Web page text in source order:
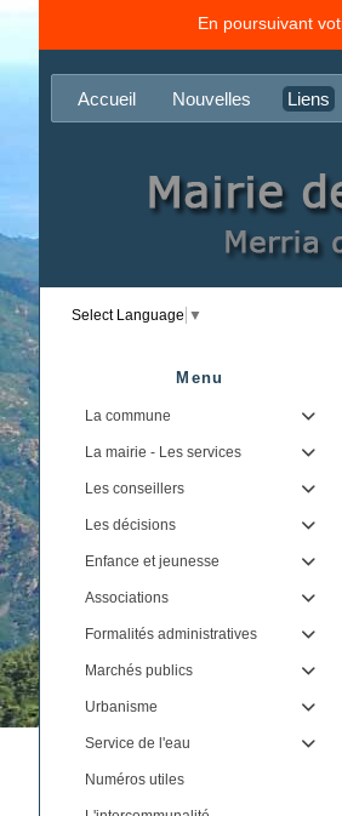
En poursuivant
Accueil Nouvelles Liens
Select Language ▼
Menu
La commune 
La mairie - Les services 
Les conseillers 
Les décisions 
Enfance et jeunesse 
Associations 
Formalités administratives 
Marchés publics 
Urbanisme 
Service de l'eau 
Numéros utiles